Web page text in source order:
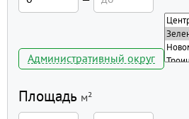
Административный округ
Площадь м²